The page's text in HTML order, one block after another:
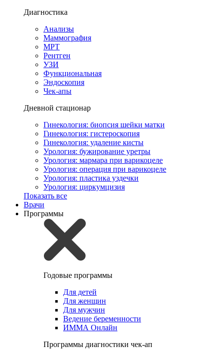
Диагностика
Анализы
Маммография
МРТ
Рентген
УЗИ
Функциональная
Эндоскопия
Чек-апы
Дневной стационар
Гинекология: биопсия шейки матки
Гинекология: гистероскопия
Гинекология: удаление кисты
Урология: бужирование уретры
Урология: мармара при варикоцеле
Урология: операция при варикоцеле
Урология: пластика уздечки
Урология: циркумцизия
Показать все
Врачи
Программы
Годовые программы
Для детей
Для женщин
Для мужчин
Ведение беременности
ИММА Онлайн
Программы диагностики чек-ап